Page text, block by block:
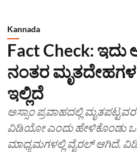
Kannada
Fact Check: ಇದು
ನಂತರ ಮೃತದೇಹಗಳ
ಇಲ್ಲಿದೆ
ಅಸ್ಸಾಂ ಪ್ರವಾಹದಲ್ಲಿ
ವಿಡಿಯೋ ಎಂದು ಹೇಳಿಕೊಂಡು
ಮಾಧ್ಯಮಗಳಲ್ಲಿ ವೈರಲ್ ಆಗಿದೆ.